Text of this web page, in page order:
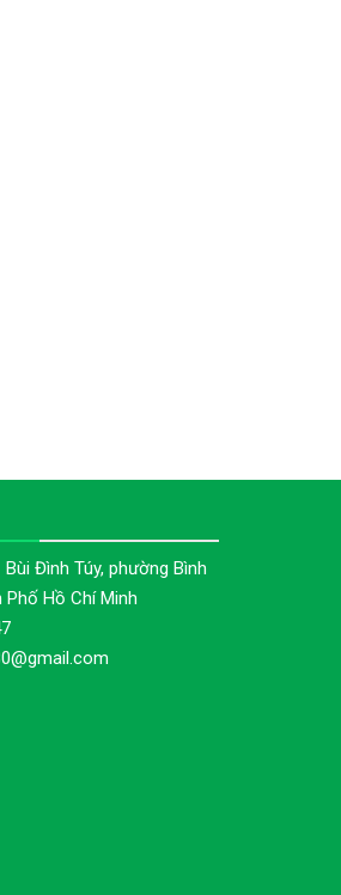
Đình Túy, phường Bình
Phố Hồ Chí Minh